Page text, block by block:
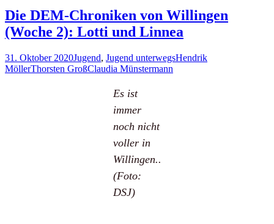
das
Herbstopen
online
Die DEM-Chroniken von Willingen
(Woche 2): Lotti und Linnea
31. Oktober 2020Jugend, Jugend unterwegsHendrik
MöllerThorsten GroßClaudia Münstermann
Es ist
immer
noch nicht
voller in
Willingen..
(Foto:
DSJ)